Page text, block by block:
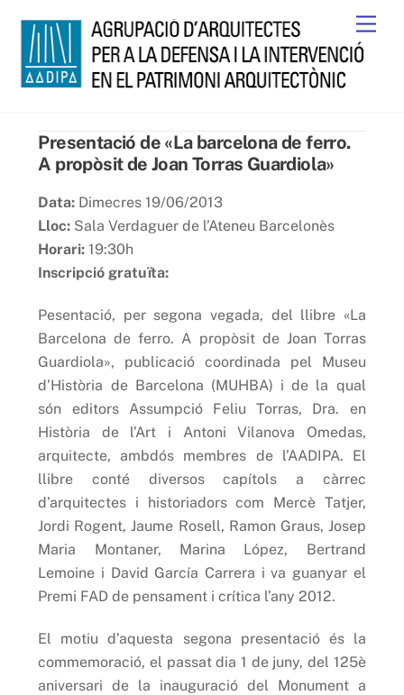
content
Presentació de «La barcelona de ferro.
A propòsit de Joan Torras Guardiola»
Data: Dimecres 19/06/2013
Lloc: Sala Verdaguer de l’Ateneu Barcelonès
Horari:19:30h
Inscripció gratuïta:
Pesentació, per segona vegada, del llibre «La
Barcelona de ferro. A propòsit de Joan Torras
Guardiola», publicació coordinada pel Museu
d’Història de Barcelona (MUHBA) i de la qual
són editors Assumpció Feliu Torras, Dra. en
Història de l’Art i Antoni Vilanova Omedas,
arquitecte, ambdós membres de l’AADIPA. El
llibre conté diversos capítols a càrrec
d’arquitectes i historiadors com Mercè Tatjer,
Jordi Rogent, Jaume Rosell, Ramon Graus, Josep
Maria Montaner, Marina López, Bertrand
Lemoine i David García Carrera i va guanyar el
Premi FAD de pensament i crítica l’any 2012.
El motiu d’aquesta segona presentació és la
commemoració, el passat dia 1 de juny, del 125è
aniversari de la inauguració del Monument a